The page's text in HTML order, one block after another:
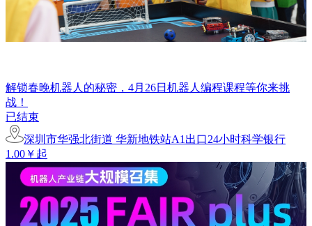
解锁春晚机器人的秘密，4月26日机器人编程课程等你来挑
战！
已结束
深圳市华强北街道 华新地铁站A1出口24小时科学银行
1.00￥起